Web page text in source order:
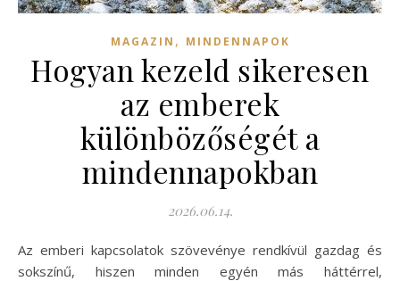
MAGAZIN , MINDENNAPOK
Hogyan kezeld sikeresen
az emberek
különbözőségét a
mindennapokban
2026.06.14.
Az emberi kapcsolatok szövevénye rendkívül gazdag és
sokszínű, hiszen minden egyén más háttérrel,